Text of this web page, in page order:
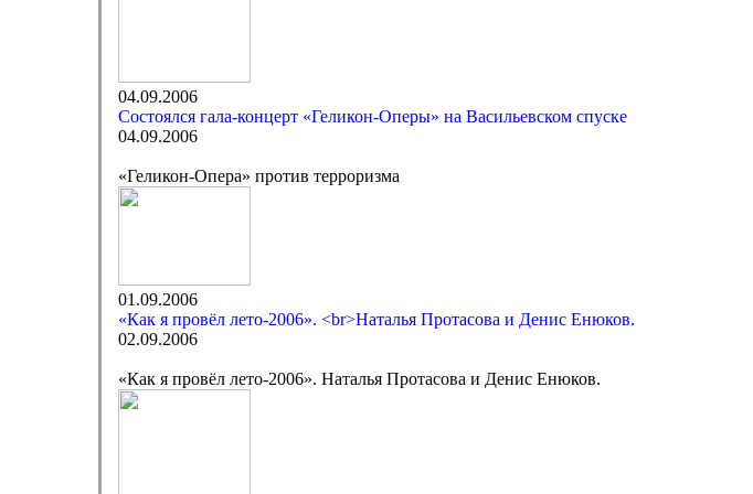
04.09.2006
Состоялся гала-концерт «Геликон-Оперы» на Васильевском спуске
04.09.2006
«Геликон-Опера» против терроризма
01.09.2006
«Как я провёл лето-2006». <br>Наталья Протасова и Денис Енюков.
02.09.2006
«Как я провёл лето-2006». Наталья Протасова и Денис Енюков.